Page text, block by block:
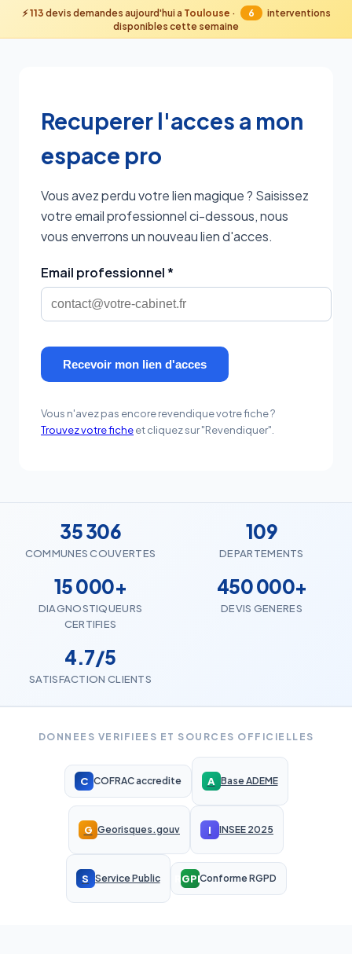
⚡113 devis demandes aujourd'hui a Toulouse · 6
interventions
disponibles cette semaine
Recuperer l'acces a mon
espace pro
Vous avez perdu votre lien magique ? Saisissez
votre email professionnel ci-dessous, nous
vous enverrons un nouveau lien d'acces.
Email professionnel *
Recevoir mon lien d'acces
Vous n'avez pas encore revendique votre fiche ?
Trouvez votre ficheet cliquez sur "Revendiquer".
35 306
COMMUNES COUVERTES
109
DEPARTEMENTS
15 000+
DIAGNOSTIQUEURS
CERTIFIES
450 000+
DEVIS GENERES
4.7/5
SATISFACTION CLIENTS
DONNEES VERIFIEES ET SOURCES OFFICIELLES
C COFRAC accredite A Base ADEME
G Georisques.gouv I INSEE 2025
S Service Public RGPDConforme RGPD